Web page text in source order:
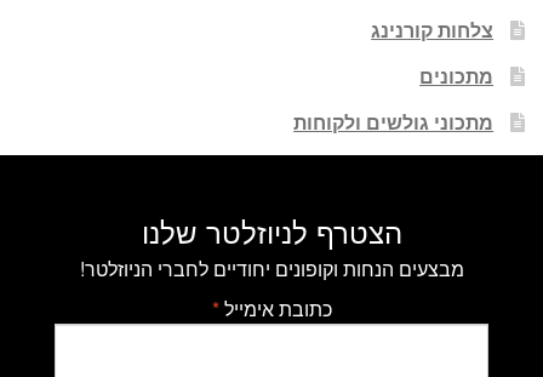
צלחות קורנינג
מתכונים
מתכוני גולשים ולקוחות
הצטרף לניוזלטר שלנו
מבצעים הנחות וקופונים יחודיים לחברי הניוזלטר!
כתובת אימייל*